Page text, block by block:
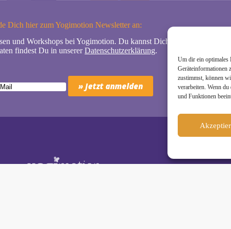
Um dir ein optimales
Geräteinformationen
zustimmst, können
verarbeiten. Wenn
und Funktionen
Dich hier zum Yogimotion Newsletter an:
und Workshops bei Yogimotion. Du kannst Dich natürlich jederzeit
findest Du in unsererDatenschutzerklärung.